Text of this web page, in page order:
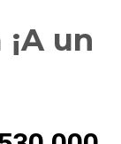
un